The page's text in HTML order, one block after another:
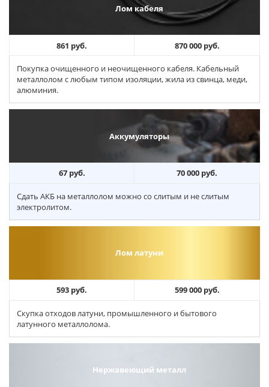
Лом кабеля
861 руб. 870 000 руб.
Покупка очищенного и неочищенного кабеля. Кабельный
металлолом с любым типом изоляции, жила из свинца, меди,
алюминия.
Аккумуляторы
67 руб. 70 000 руб.
Сдать АКБ на металлолом можно со слитым и не слитым
электролитом.
Лом латуни
593 руб. 599 000 руб.
Скупка отходов латуни, промышленного и бытового
латунного металлолома.
Нержавеющий металл